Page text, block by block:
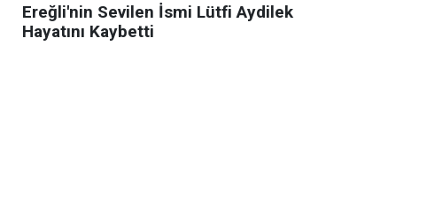
Ereğli'nin Sevilen İsmi Lütfi Aydilek
Hayatını Kaybetti